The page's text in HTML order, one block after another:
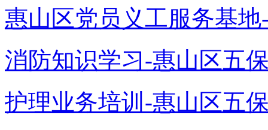
惠山区党员义工服务基
消防知识学习-惠山区五
护理业务培训-惠山区五